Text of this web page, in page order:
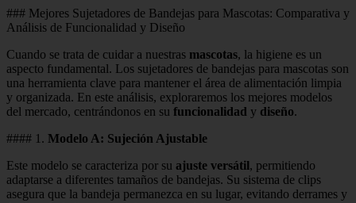
### Mejores Sujetadores de Bandejas para Mascotas: Comparativa y
Análisis de Funcionalidad y Diseño
Cuando se trata de cuidar a nuestras mascotas, la higiene es un
aspecto fundamental. Los sujetadores de bandejas para mascotas son
una herramienta clave para mantener el área de alimentación limpia
y organizada. En este análisis, exploraremos los mejores modelos
del mercado, centrándonos en su funcionalidad y diseño.
#### 1. Modelo A: Sujeción Ajustable
Este modelo se caracteriza por su ajuste versátil, permitiendo
adaptarse a diferentes tamaños de bandejas. Su sistema de clips
asegura que la bandeja permanezca en su lugar, evitando derrames y